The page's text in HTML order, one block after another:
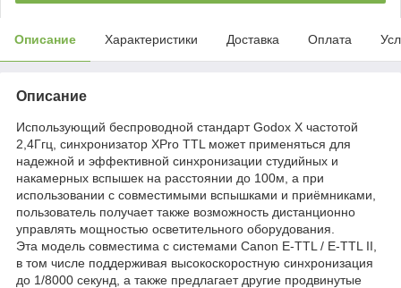
Описание Характеристики Доставка Оплата
Описание
Использующий беспроводной стандарт Godox X частотой
2,4Ггц, синхронизатор XPro TTL может применяться для
надежной и эффективной синхронизации студийных и
накамерных вспышек на расстоянии до 100м, а при
использовании с совместимыми вспышками и приёмниками,
пользователь получает также возможность дистанционно
управлять мощностью осветительного оборудования.
Эта модель совместима с системами Canon E-TTL / E-TTL II,
в том числе поддерживая высокоскоростную синхронизация
до 1/8000 секунд, а также предлагает другие продвинутые